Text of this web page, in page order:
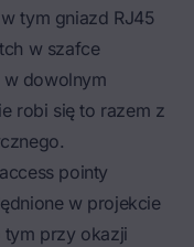
tym gniazd RJ45
w szafce
w dowolnym
robi się to razem z
pointy
w projekcie
tym przy okazji